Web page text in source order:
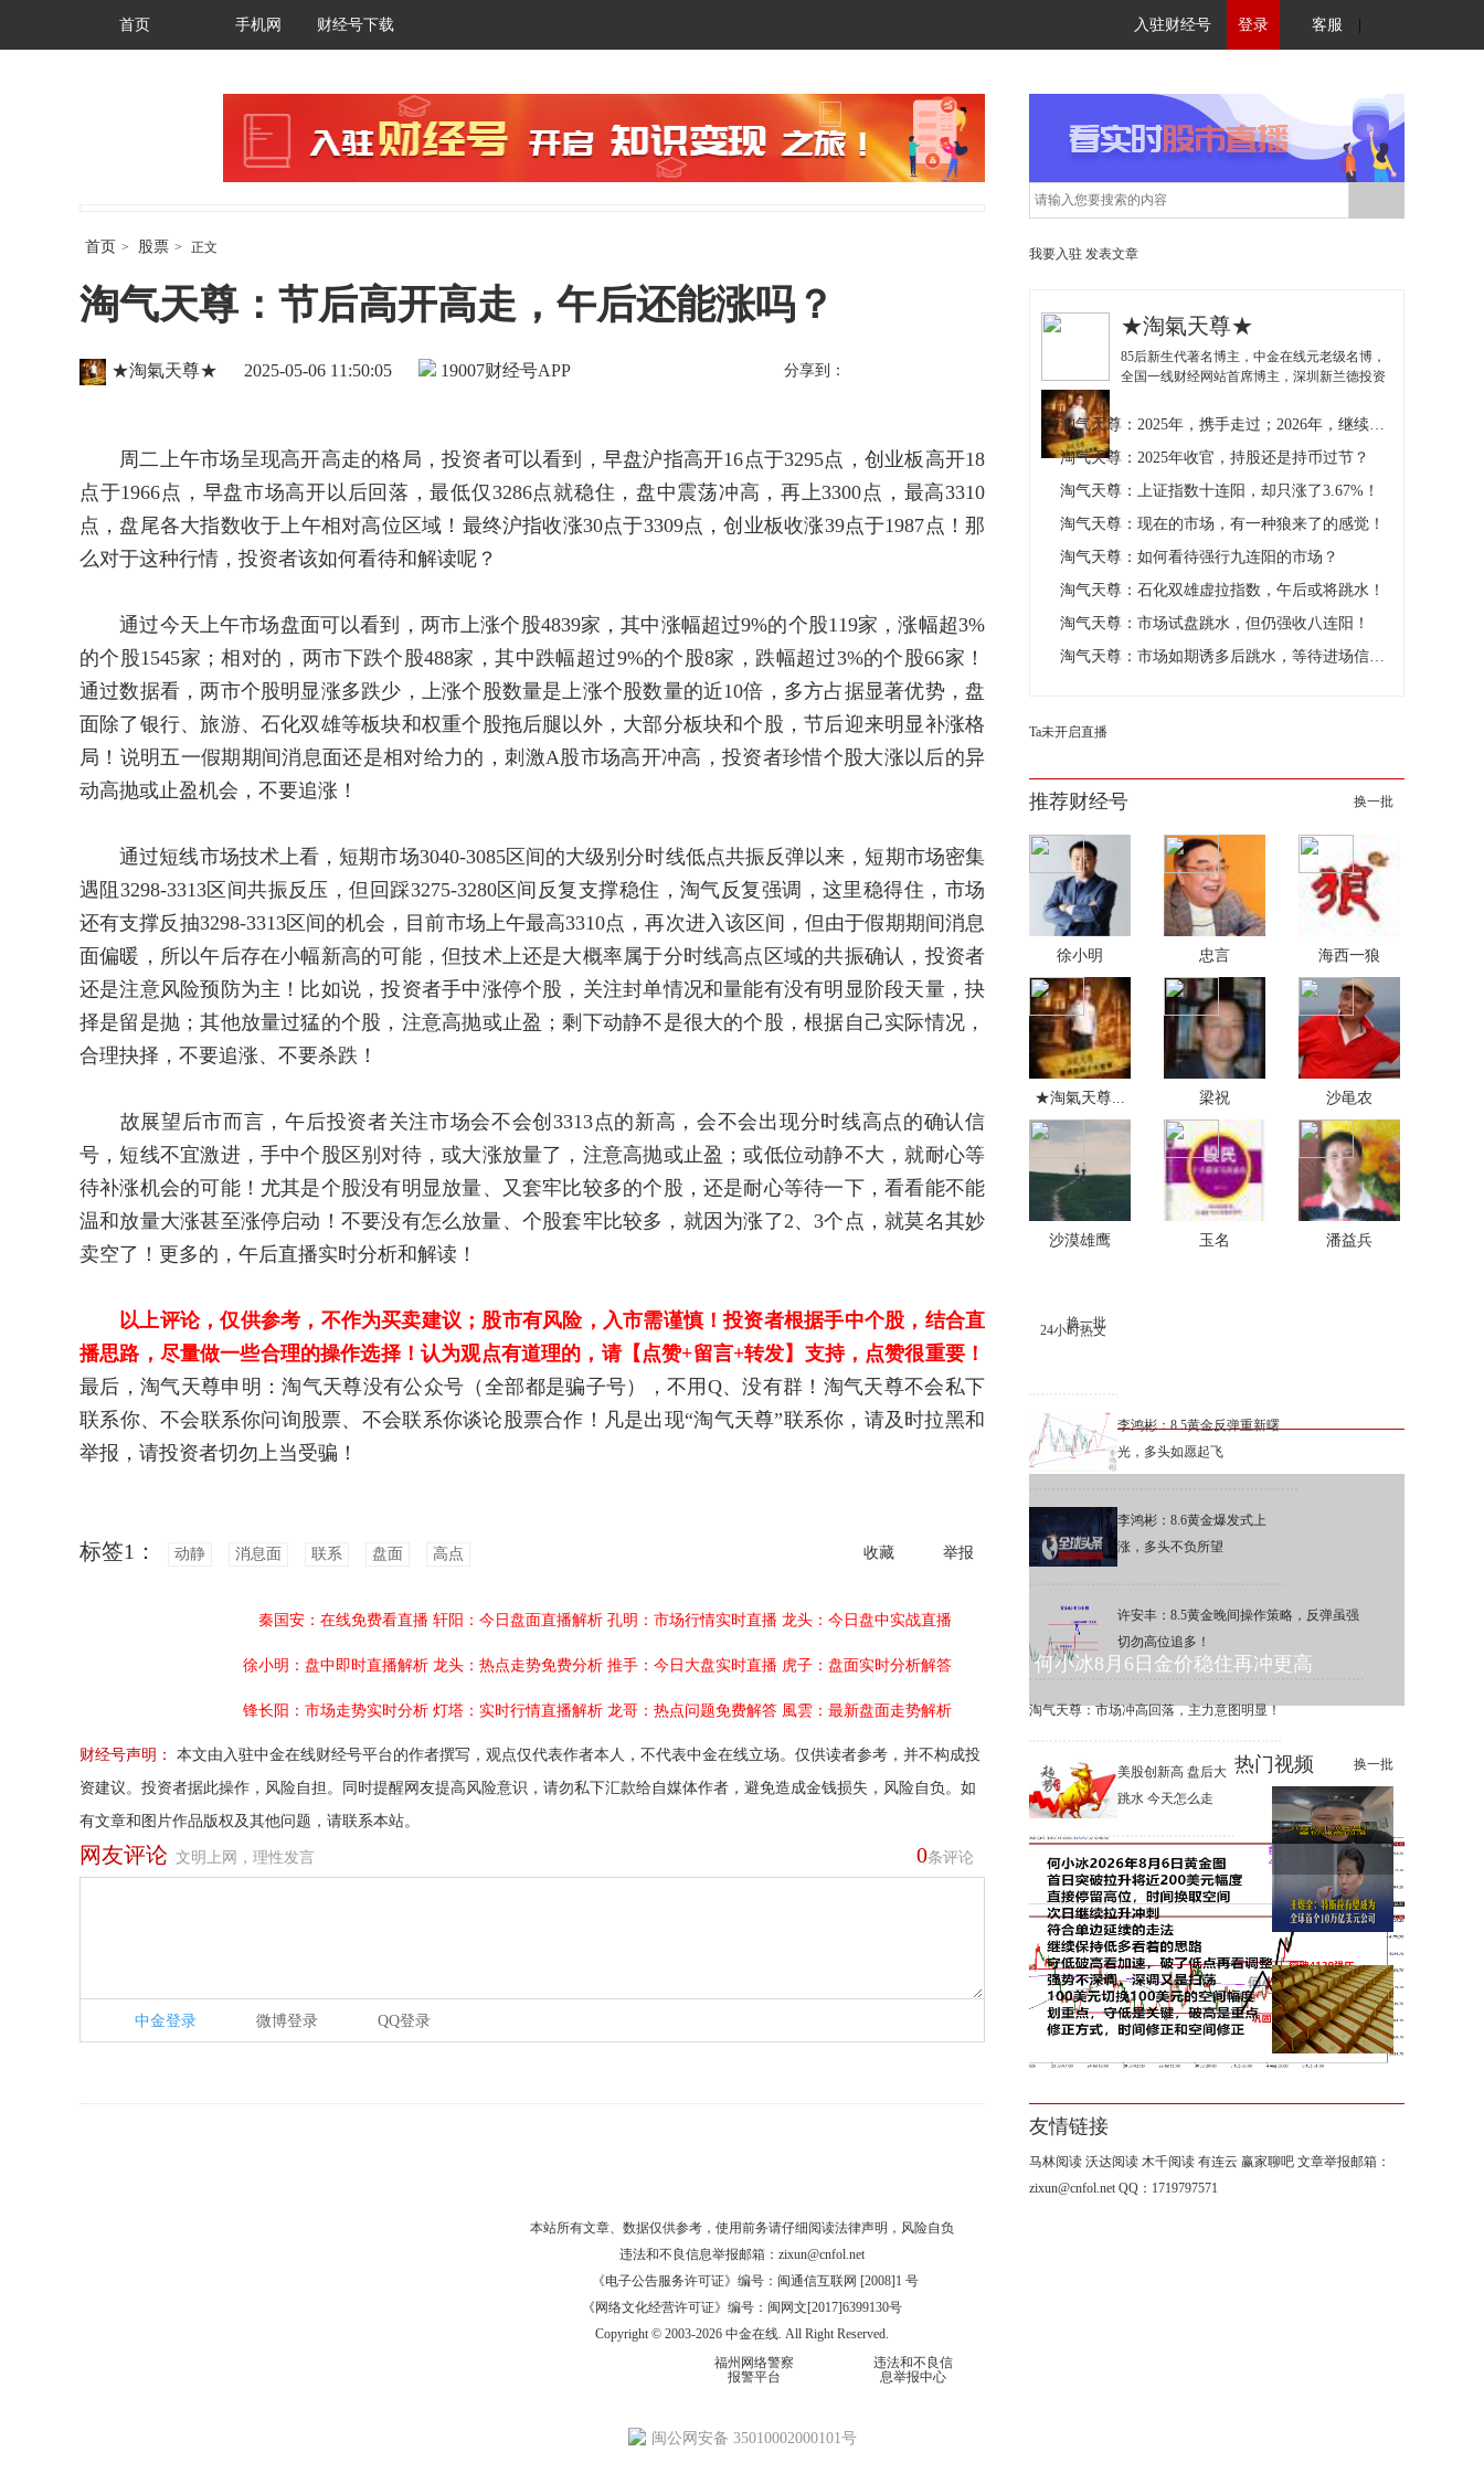
首页 手机网 财经号下载 入驻财经号 登录 客服
首页 > 股票 > 正文
淘气天尊：节后高开高走，午后还能涨吗？
财经号APP
★淘氣天尊★ 2025-05-06 11:50:05 19007 分享到：
周二上午市场呈现高开高走的格局，投资者可以看到，早盘沪指高开16点于3295点，创业板高开18
点于1966点，早盘市场高开以后回落，最低仅3286点就稳住，盘中震荡冲高，再上3300点，最高3310
点，盘尾各大指数收于上午相对高位区域！最终沪指收涨30点于3309点，创业板收涨39点于1987点！那
么对于这种行情，投资者该如何看待和解读呢？
通过今天上午市场盘面可以看到，两市上涨个股4839家，其中涨幅超过9%的个股119家，涨幅超3%
的个股1545家；相对的，两市下跌个股488家，其中跌幅超过9%的个股8家，跌幅超过3%的个股66家！
通过数据看，两市个股明显涨多跌少，上涨个股数量是上涨个股数量的近10倍，多方占据显著优势，盘
面除了银行、旅游、石化双雄等板块和权重个股拖后腿以外，大部分板块和个股，节后迎来明显补涨格
局！说明五一假期期间消息面还是相对给力的，刺激A股市场高开冲高，投资者珍惜个股大涨以后的异
动高抛或止盈机会，不要追涨！
通过短线市场技术上看，短期市场3040-3085区间的大级别分时线低点共振反弹以来，短期市场密集
遇阻3298-3313区间共振反压，但回踩3275-3280区间反复支撑稳住，淘气反复强调，这里稳得住，市场
还有支撑反抽3298-3313区间的机会，目前市场上午最高3310点，再次进入该区间，但由于假期期间消息
面偏暖，所以午后存在小幅新高的可能，但技术上还是大概率属于分时线高点区域的共振确认，投资者
还是注意风险预防为主！比如说，投资者手中涨停个股，关注封单情况和量能有没有明显阶段天量，抉
择是留是抛；其他放量过猛的个股，注意高抛或止盈；剩下动静不是很大的个股，根据自己实际情况，
合理抉择，不要追涨、不要杀跌！
故展望后市而言，午后投资者关注市场会不会创3313点的新高，会不会出现分时线高点的确认信
号，短线不宜激进，手中个股区别对待，或大涨放量了，注意高抛或止盈；或低位动静不大，就耐心等
待补涨机会的可能！尤其是个股没有明显放量、又套牢比较多的个股，还是耐心等待一下，看看能不能
温和放量大涨甚至涨停启动！不要没有怎么放量、个股套牢比较多，就因为涨了2、3个点，就莫名其妙
卖空了！更多的，午后直播实时分析和解读！
以上评论，仅供参考，不作为买卖建议；股市有风险，入市需谨慎！投资者根据手中个股，结合直
播思路，尽量做一些合理的操作选择！认为观点有道理的，请【点赞+留言+转发】支持，点赞很重要！
最后，淘气天尊申明：淘气天尊没有公众号（全部都是骗子号），不用Q、没有群！淘气天尊不会私下
联系你、不会联系你问询股票、不会联系你谈论股票合作！凡是出现“淘气天尊”联系你，请及时拉黑和
举报，请投资者切勿上当受骗！
收藏 举报
标签1： 动静 消息面 联系 盘面 高点
秦国安：在线免费看直播 轩阳：今日盘面直播解析 孔明：市场行情实时直播 龙头：今日盘中实战直播
徐小明：盘中即时直播解析 龙头：热点走势免费分析 推手：今日大盘实时直播 虎子：盘面实时分析解答
锋长阳：市场走势实时分析 灯塔：实时行情直播解析 龙哥：热点问题免费解答 風雲：最新盘面走势解析
财经号声明：
本文由入驻中金在线财经号平台的作者撰写，观点仅代表作者本人，不代表中金在线立场。仅供读者参考，并不构成投
资建议。投资者据此操作，风险自担。同时提醒网友提高风险意识，请勿私下汇款给自媒体作者，避免造成金钱损失，风险自负。如
有文章和图片作品版权及其他问题，请联系本站。
0条评论
网友评论 文明上网，理性发言
中金登录 微博登录 QQ登录
我要入驻 发表文章
★淘氣天尊★
85后新生代著名博主，中金在线元老级名博，
全国一线财经网站首席博主，深圳新兰德投资
与《波段高抛低吸理论》的实战结合，深受投
资者推崇！
淘气天尊：2025年，携手走过；2026年，继续加油！
淘气天尊：2025年收官，持股还是持币过节？
淘气天尊：上证指数十连阳，却只涨了3.67%！
淘气天尊：现在的市场，有一种狼来了的感觉！
淘气天尊：如何看待强行九连阳的市场？
淘气天尊：石化双雄虚拉指数，午后或将跳水！
淘气天尊：市场试盘跳水，但仍强收八连阳！
淘气天尊：市场如期诱多后跳水，等待进场信号出现！
Ta未开启直播
推荐财经号 换一批
徐小明 忠言 海西一狼
★淘氣天尊... 梁祝 沙黾农
沙漠雄鹰 玉名 潘益兵
24小时热文
换一批
李鸿彬：8.5黄金反弹重新曙
光，多头如愿起飞
李鸿彬：8.6黄金爆发式上
涨，多头不负所望
许安丰：8.5黄金晚间操作策略，反弹虽强
切勿高位追多！
淘气天尊：市场冲高回落，主力意图明显！
美股创新高 盘后大
跳水 今天怎么走
热门视频 换一批
何小冰8月6日金价稳住再冲更高
8月6日（复盘）黄金短线冲高
回落
王煜全：特斯拉有望成为全球
首个10万亿美元公司
黄金大涨，一夜变天；有人又
友情链接
马林阅读 沃达阅读 木千阅读 有连云 赢家聊吧 文章举报邮箱：
zixun@cnfol.net QQ：1719797571
本站所有文章、数据仅供参考，使用前务请仔细阅读法律声明 ，风险自负
违法和不良信息举报邮箱： zixun@cnfol.net
《电子公告服务许可证》编号：闽通信互联网 [2008]1 号
《网络文化经营许可证》编号：闽网文[2017]6399130号
Copyright © 2003-2026 中金在线. All Right Reserved.
福州网络警察
报警平台
违法和不良信
息举报中心
闽公网安备 35010002000101号